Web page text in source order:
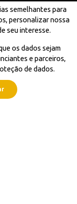
semelhantes para
personalizar nossa
seu interesse.
os dados sejam
e parceiros,
de dados.